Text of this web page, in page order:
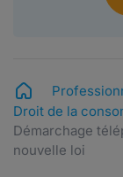
Droit de la
Démarchage
nouvelle loi